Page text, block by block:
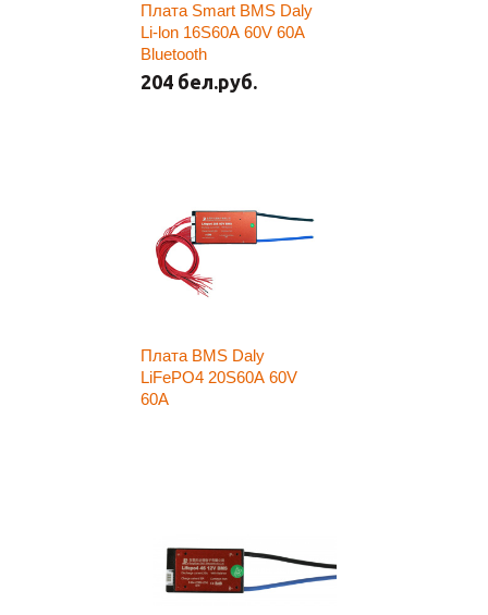
Плата Smart BMS Daly
Li-lon 16S60A 60V 60A
Bluetooth
204 бел.руб.
Плата BMS Daly
LiFePO4 20S60A 60V
60A